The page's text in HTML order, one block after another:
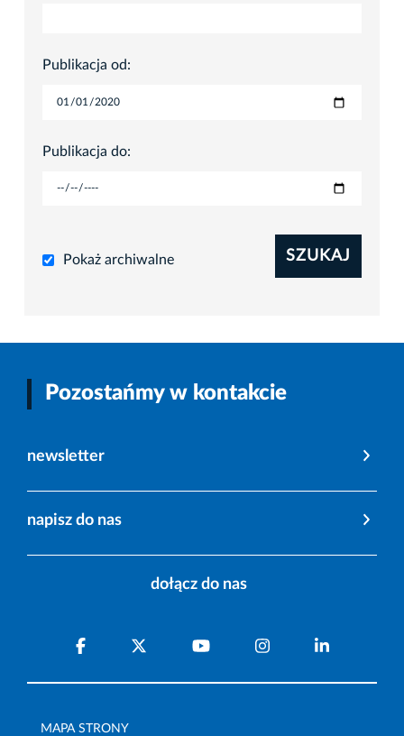
Publikacja od:
Publikacja do:
Pokaż archiwalne SZUKAJ
Pozostańmy w kontakcie
newsletter
napisz do nas
dołącz do nas
MAPA STRONY